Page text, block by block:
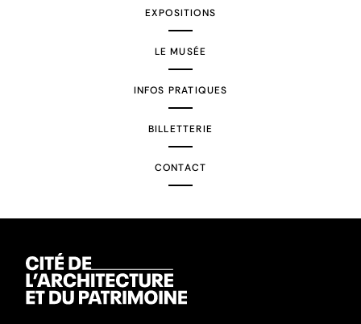
EXPOSITIONS
LE MUSÉE
INFOS PRATIQUES
BILLETTERIE
CONTACT